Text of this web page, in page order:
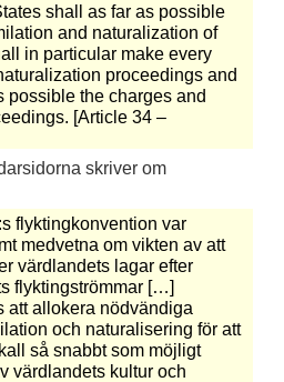
shall as far as possible
and naturalization of
in particular make every
proceedings and
possible the charges and
[Article 34 –
skriver om
flyktingkonvention var
medvetna om vikten av att
värdlandets lagar efter
flyktingströmmar […]
att allokera nödvändiga
och naturalisering för att
så snabbt som möjligt
värdlandets kultur och